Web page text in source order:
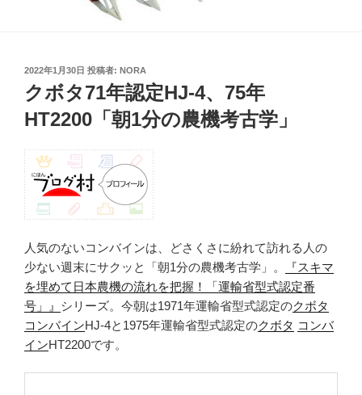
投
日:
2022年1月30日 投稿者: NORA
クボタ71年認定HJ-4、75年
HT2200「朝1分の農機考古学」
人気のないコンバインは、どさくさに紛れて訪れる人の
少ない週末にサクッと「朝1分の農機考古学」。
『スキマ
を埋めて日本農機の流れを把握！「運輸省型式認定番
号」』 シリーズ。今朝は1971年運輸省型式認定のクボタ
コンバインHJ-4と1975年運輸省型式認定のクボタ コンバ
インHT2200です。